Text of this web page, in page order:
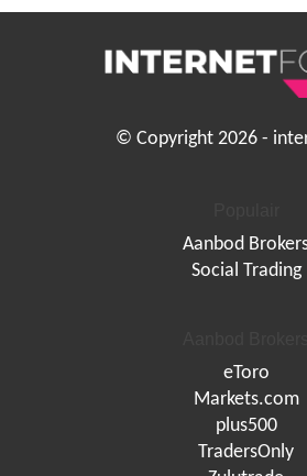
© Copyright 2026 -
Aanbod
Social Trading
eToro
Markets.com
plus500
TradersOnly